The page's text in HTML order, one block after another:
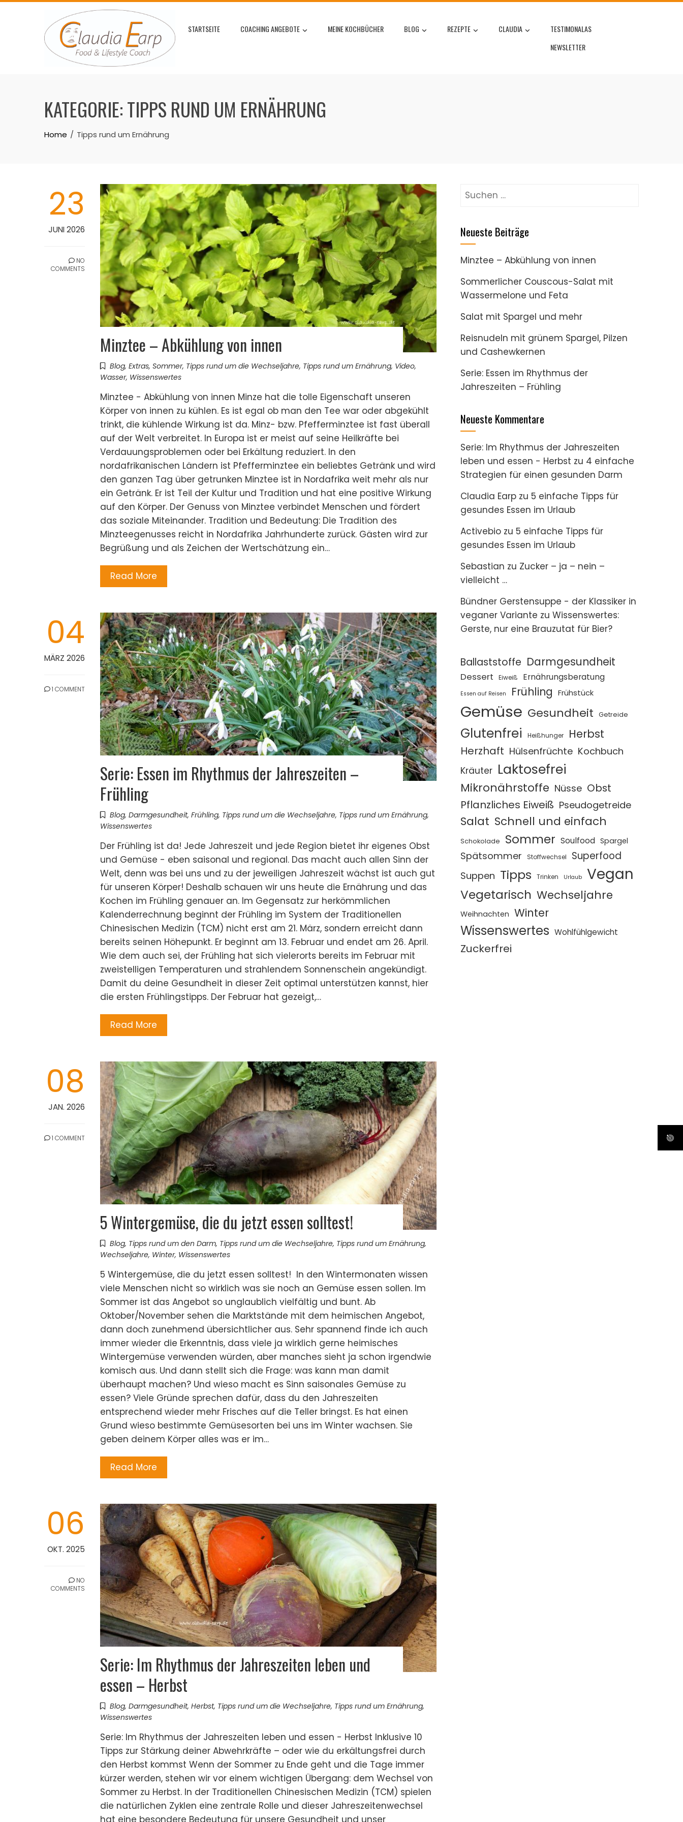
Skip
STARTSEITE COACHING ANGEBOTE MEINE KOCHBÜCHER BLOG REZEPTE CLAUDIA
TESTIMONALAS
NEWSLETTER
KATEGORIE:TIPPS RUND UM ERNÄHRUNG
Home Tipps rund um Ernährung
23
JUNI 2026
NO
COMMENTS
Minztee – Abkühlung von innen
Blog, Extras, Sommer, Tipps rund um die Wechseljahre, Tipps rund um Ernährung, Video,
Wasser, Wissenswertes
Minztee - Abkühlung von innen Minze hat die tolle Eigenschaft unseren
Körper von innen zu kühlen. Es ist egal ob man den Tee war oder abgekühlt
trinkt, die kühlende Wirkung ist da. Minz- bzw. Pfefferminztee ist fast überall
auf der Welt verbreitet. In Europa ist er meist auf seine Heilkräfte bei
Verdauungsproblemen oder bei Erkältung reduziert. In den
nordafrikanischen Ländern ist Pfefferminztee ein beliebtes Getränk und wird
den ganzen Tag über getrunken Minztee ist in Nordafrika weit mehr als nur
ein Getränk. Er ist Teil der Kultur und Tradition und hat eine positive Wirkung
auf den Körper. Der Genuss von Minztee verbindet Menschen und fördert
das soziale Miteinander. Tradition und Bedeutung: Die Tradition des
Minzteegenusses reicht in Nordafrika Jahrhunderte zurück. Gästen wird zur
Begrüßung und als Zeichen der Wertschätzung ein…
Read More
04
MÄRZ 2026
1 COMMENT
Serie: Essen im Rhythmus der Jahreszeiten –
Frühling
Blog, Darmgesundheit, Frühling, Tipps rund um die Wechseljahre, Tipps rund um Ernährung,
Wissenswertes
Der Frühling ist da! Jede Jahreszeit und jede Region bietet ihr eigenes Obst
und Gemüse - eben saisonal und regional. Das macht auch allen Sinn der
Welt, denn was bei uns und zu der jeweiligen Jahreszeit wächst ist auch gut
für unseren Körper! Deshalb schauen wir uns heute die Ernährung und das
Kochen im Frühling genauer an. Im Gegensatz zur herkömmlichen
Kalenderrechnung beginnt der Frühling im System der Traditionellen
Chinesischen Medizin (TCM) nicht erst am 21. März, sondern erreicht dann
bereits seinen Höhepunkt. Er beginnt am 13. Februar und endet am 26. April.
Wie dem auch sei, der Frühling hat sich vielerorts bereits im Februar mit
zweistelligen Temperaturen und strahlendem Sonnenschein angekündigt.
Damit du deine Gesundheit in dieser Zeit optimal unterstützen kannst, hier
die ersten Frühlingstipps. Der Februar hat gezeigt,…
Read More
08
JAN. 2026
1 COMMENT
5 Wintergemüse, die du jetzt essen solltest!
Blog, Tipps rund um den Darm, Tipps rund um die Wechseljahre, Tipps rund um Ernährung,
Wechseljahre, Winter, Wissenswertes
5 Wintergemüse, die du jetzt essen solltest! In den Wintermonaten wissen
viele Menschen nicht so wirklich was sie noch an Gemüse essen sollen. Im
Sommer ist das Angebot so unglaublich vielfältig und bunt. Ab
Oktober/November sehen die Marktstände mit dem heimischen Angebot,
dann doch zunehmend übersichtlicher aus. Sehr spannend finde ich auch
immer wieder die Erkenntnis, dass viele ja wirklich gerne heimisches
Wintergemüse verwenden würden, aber manches sieht ja schon irgendwie
komisch aus. Und dann stellt sich die Frage: was kann man damit
überhaupt machen? Und wieso macht es Sinn saisonales Gemüse zu
essen? Viele Gründe sprechen dafür, dass du den Jahreszeiten
entsprechend wieder mehr Frisches auf die Teller bringst. Es hat einen
Grund wieso bestimmte Gemüsesorten bei uns im Winter wachsen. Sie
geben deinem Körper alles was er im…
Read More
06
OKT. 2025
NO
COMMENTS
Serie: Im Rhythmus der Jahreszeiten leben und
essen – Herbst
Blog, Darmgesundheit, Herbst, Tipps rund um die Wechseljahre, Tipps rund um Ernährung,
Wissenswertes
Serie: Im Rhythmus der Jahreszeiten leben und essen - Herbst Inklusive 10
Tipps zur Stärkung deiner Abwehrkräfte – oder wie du erkältungsfrei durch
den Herbst kommst Wenn der Sommer zu Ende geht und die Tage immer
kürzer werden, stehen wir vor einem wichtigen Übergang: dem Wechsel von
Sommer zu Herbst. In der Traditionellen Chinesischen Medizin (TCM) spielen
die natürlichen Zyklen eine zentrale Rolle und dieser Jahreszeitenwechsel
Suchen
Neueste Beiträge
Minztee – Abkühlung von innen
Sommerlicher Couscous-Salat mit
Wassermelone und Feta
Salat mit Spargel und mehr
Reisnudeln mit grünem Spargel, Pilzen
und Cashewkernen
Serie: Essen im Rhythmus der
Jahreszeiten – Frühling
Neueste Kommentare
Serie: Im Rhythmus der Jahreszeiten
leben und essen - Herbst zu 4 einfache
Strategien für einen gesunden Darm
Claudia Earp zu 5 einfache Tipps für
gesundes Essen im Urlaub
Activebio zu 5 einfache Tipps für
gesundes Essen im Urlaub
Sebastian zu Zucker – ja – nein –
vielleicht …
Bündner Gerstensuppe - der Klassiker in
veganer Variante zu Wissenswertes:
Gerste, nur eine Brauzutat für Bier?
Ballaststoffe Darmgesundheit
Dessert Eiweiß Ernährungsberatung
Essen auf Reisen Frühling Frühstück
Gemüse Gesundheit Getreide
Glutenfrei Heißhunger Herbst
Herzhaft Hülsenfrüchte Kochbuch
Kräuter Laktosefrei
Mikronährstoffe Nüsse Obst
Pflanzliches Eiweiß Pseudogetreide
Salat Schnell und einfach
Schokolade Sommer Soulfood Spargel
Spätsommer Stoffwechsel Superfood
Suppen Tipps Trinken Urlaub Vegan
Vegetarisch Wechseljahre
Weihnachten Winter
Wissenswertes Wohlfühlgewicht
Zuckerfrei